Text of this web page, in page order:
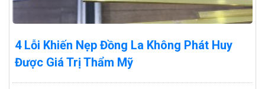
4 Lỗi Khiến Nẹp Đồng La Không Phát Huy
Được Giá Trị Thẩm Mỹ